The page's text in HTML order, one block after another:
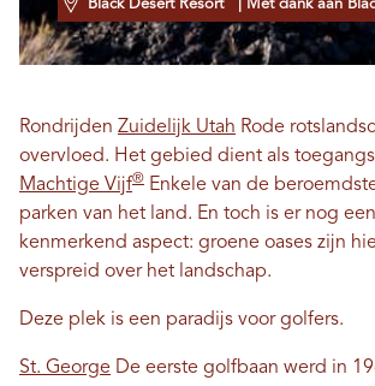
Black Desert Resort | Met dank aan
Rondrijden Zuidelijk Utah Rode
overvloed. Het gebied dient als
Machtige Vijf® Enkele van de
parken van het land. En toch is er nog
kenmerkend aspect: groene oases zijn
verspreid over het landschap.
Deze plek is een paradijs voor golfers.
St. George De eerste golfbaan werd in